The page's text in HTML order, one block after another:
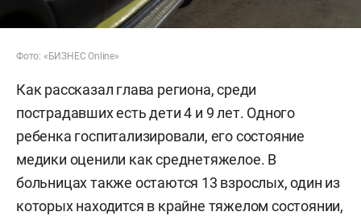
Фото: «БИЗНЕС Online»
Как рассказал глава региона, среди
пострадавших есть дети 4 и 9 лет. Одного
ребенка госпитализировали, его состояние
медики оценили как среднетяжелое. В
больницах также остаются 13 взрослых, один из
которых находится в крайне тяжелом состоянии,